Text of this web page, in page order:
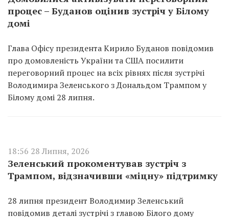
процес – Буданов оцінив зустріч у Білому
домі
Глава Офісу президента Кирило Буданов повідомив
про домовленість України та США посилити
переговорний процес на всіх рівнях після зустрічі
Володимира Зеленського з Дональдом Трампом у
Білому домі 28 липня.
18:56 28 Липня, 2026
Зеленський прокоментував зустріч з
Трампом, відзначивши «міцну» підтримку
28 липня президент Володимир Зеленський
повідомив деталі зустрічі з главою Білого дому